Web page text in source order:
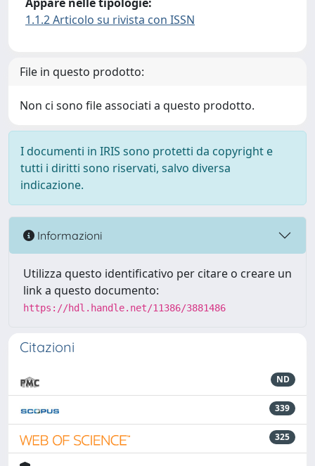
1.1.2 Articolo su rivista con ISSN
File in questo prodotto:
Non ci sono file associati a questo prodotto.
I documenti in IRIS sono protetti da copyright e
tutti i diritti sono riservati, salvo diversa
indicazione.
Informazioni
Utilizza questo identificativo per citare o creare un
link a questo documento:
https://hdl.handle.net/11386/3881486
Citazioni
ND
339
325